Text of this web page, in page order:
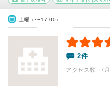
土曜（〜17:00）
2件
アクセス数 7